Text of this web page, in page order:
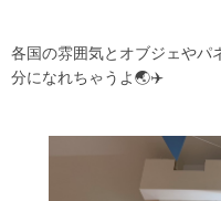
各国の雰囲気とオブジェやパ
分になれちゃうよ🌏✈️